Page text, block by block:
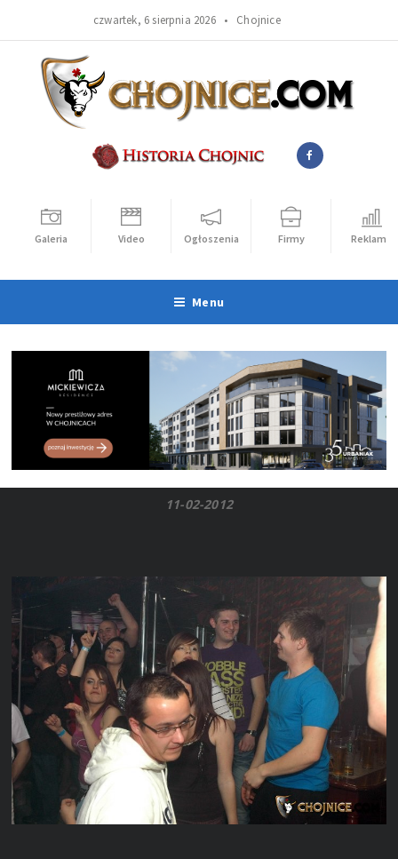
czwartek, 6 sierpnia 2026 • Chojnice
Galeria Video Ogłoszenia Firmy Reklama
Menu
11-02-2012